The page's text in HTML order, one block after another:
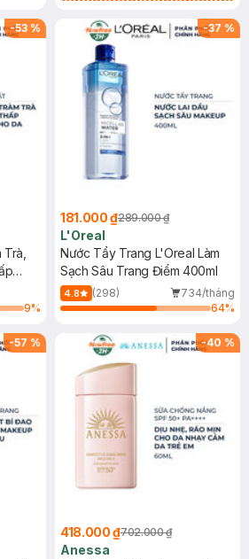
-53 %
9%
-37 %
181.000 ₫289.000 ₫
L'Oreal
Nước Tẩy Trang L'Oreal Làm
Sạch Sâu Trang Điểm 400ml
4.8 (298)
734/tháng
64%
-57 % -40 %
418.000 ₫702.000 ₫
Anessa